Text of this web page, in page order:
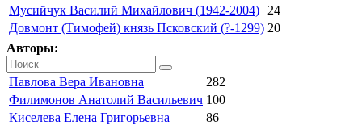
Мусийчук Василий Михайлович (1942-2004)
24
Довмонт (Тимофей) князь Псковский (?-1299) 20
Авторы:
Павлова Вера Ивановна
282
Филимонов Анатолий Васильевич 100
Киселева Елена Григорьевна
86